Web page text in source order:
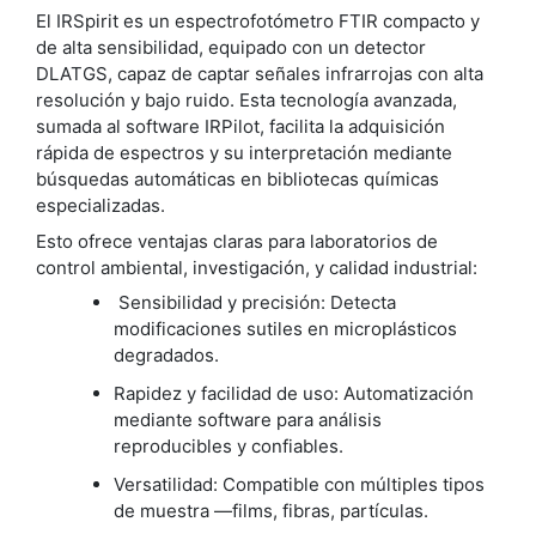
El IRSpirit es un espectrofotómetro FTIR compacto y
de alta sensibilidad, equipado con un detector
DLATGS, capaz de captar señales infrarrojas con alta
resolución y bajo ruido. Esta tecnología avanzada,
sumada al software IRPilot, facilita la adquisición
rápida de espectros y su interpretación mediante
búsquedas automáticas en bibliotecas químicas
especializadas.
Esto ofrece ventajas claras para laboratorios de
control ambiental, investigación, y calidad industrial:
Sensibilidad y precisión: Detecta
modificaciones sutiles en microplásticos
degradados.
Rapidez y facilidad de uso: Automatización
mediante software para análisis
reproducibles y confiables.
Versatilidad: Compatible con múltiples tipos
de muestra —films, fibras, partículas.